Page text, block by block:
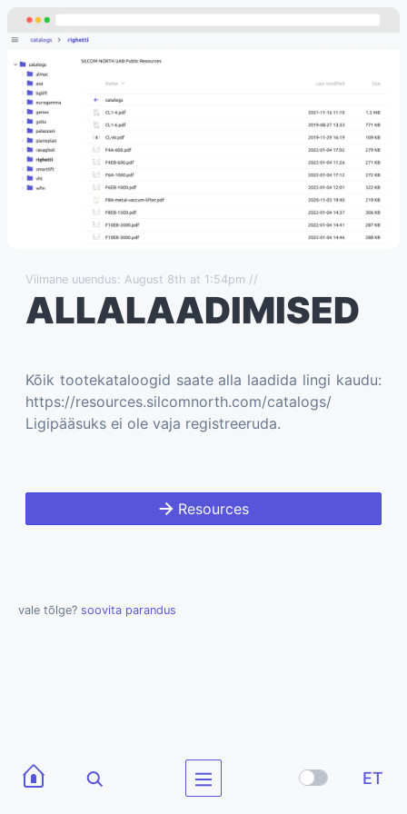
ET
Viimane uuendus: August 8th at 1:54pm //
ALLALAADIMISED
Kõik tootekataloogid saate alla laadida lingi kaudu:
https://resources.silcomnorth.com/catalogs/
Ligipääsuks ei ole vaja registreeruda.
Resources
vale tõlge? soovita parandus